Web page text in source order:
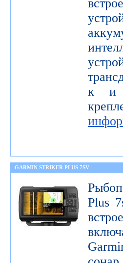
к и
GARMIN STRIKER PLUS 7SV
Plus